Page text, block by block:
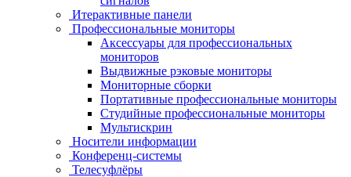
Итерактивные панели
Профессиональные мониторы
Аксессуары для профессиональных
мониторов
Выдвижные рэковые мониторы
Мониторные сборки
Портативные профессиональные мониторы
Студийные профессиональные мониторы
Мультискрин
Носители информации
Конференц-системы
Телесуфлёры